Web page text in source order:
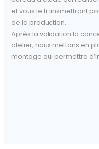
et vous le transmettront
de la production.
Après la validation la
atelier, nous mettons en
montage qui permettra